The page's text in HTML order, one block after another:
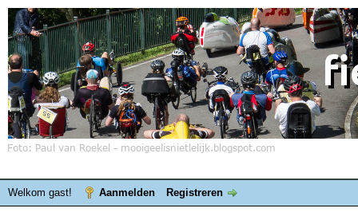
Welkom gast! Aanmelden Registreren